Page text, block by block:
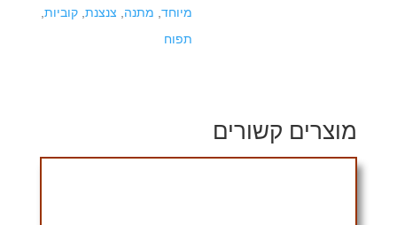
מיוחד מתנה צנצנת ,קוביות
תפוח
מוצרים קשורים